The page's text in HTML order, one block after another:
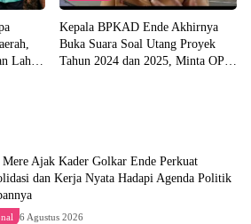
Lahan
Kepala BPKAD Ende Akhirnya
Buka Suara Soal Utang Proyek
Tahun 2024 dan 2025, Minta OPD
Ajak Kader Golkar Ende Perkuat
dan Kerja Nyata Hadapi Agenda Politik
6 Agustus 2026